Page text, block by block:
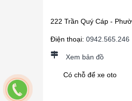
222 Trần Quý Cáp -
Điện thoại: 0942.565.246
Xem bản đồ
Có chỗ để xe oto